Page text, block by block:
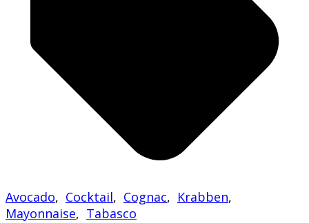
Avocado, Cocktail, Cognac, Krabben,
Mayonnaise, Tabasco